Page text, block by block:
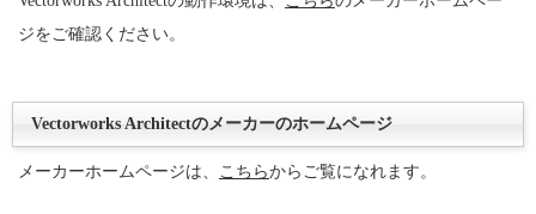
ジをご確認ください。
Vectorworks Architectのメーカーのホームページ
メーカーホームページは、 こちらからご覧になれます。